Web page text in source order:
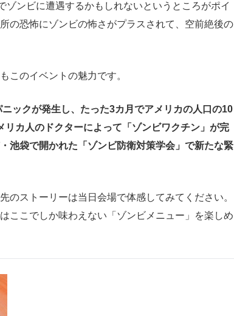
ンビに遭遇するかもしれないというところがポイ
の恐怖にゾンビの怖さがプラスされて、空前絶後の
このイベントの魅力です。
ックが発生し、たった3カ月でアメリカの人口の10
カ人のドクターによって「ゾンビワクチン」が完
池袋で開かれた「ゾンビ防衛対策学会」で新たな緊
ストーリーは当日会場で体感してみてください。
ここでしか味わえない「ゾンビメニュー」を楽しめ